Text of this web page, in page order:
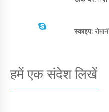
स्काइप:
हमें एक संदेश लिखें